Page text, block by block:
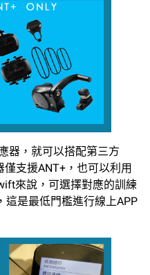
器，就可以搭配第三方
支援ANT+，也可以利用
來說，可選擇對應的訓練
這是最低門檻進行線上APP